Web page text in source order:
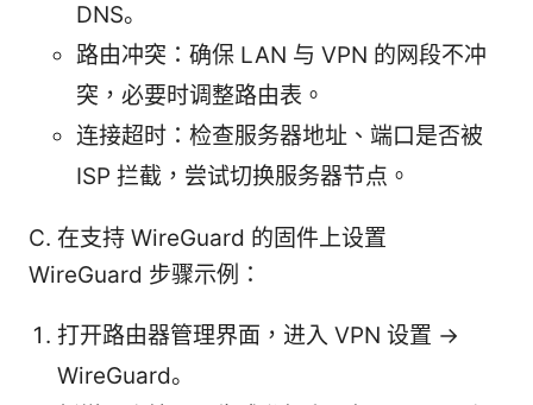
DNS。
路由冲突：确保 LAN 与 VPN 的网段不冲
突，必要时调整路由表。
连接超时：检查服务器地址、端口是否被
ISP 拦截，尝试切换服务器节点。
C. 在支持 WireGuard 的固件上设置
WireGuard 步骤示例：
打开路由器管理界面，进入 VPN 设置 ->
WireGuard。